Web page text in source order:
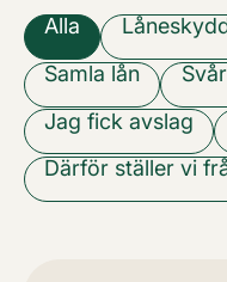
Alla
Samla lån
Jag fick avslag
Därför ställer vi